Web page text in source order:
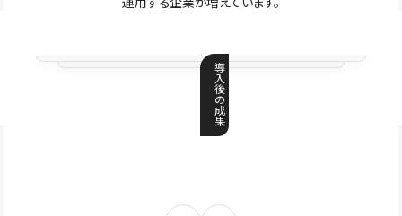
導
入
後
の
成
果